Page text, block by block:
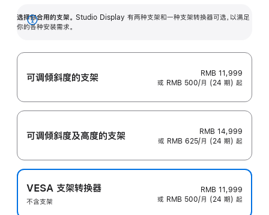
选择你合用的支架。 Studio Display 有两种支架和一种支架转换器可选，以满足
你的各种安装需求。
展
可调倾斜度的支架
RMB 11,999
或 RMB 500/月 (24 期) 起
可调倾斜度及高‍度的支‍架
RMB 14,999
或 RMB 625/月 (24 期) 起
VESA 支架转换器
不含支架
RMB 11,999
或 RMB 500/月 (24 期) 起